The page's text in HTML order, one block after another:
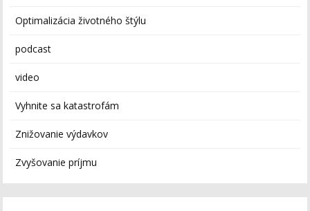
Optimalizácia životného štýlu
podcast
video
Vyhnite sa katastrofám
Znižovanie výdavkov
Zvyšovanie príjmu